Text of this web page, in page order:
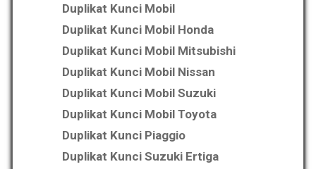
Duplikat Kunci Mobil
Duplikat Kunci Mobil Honda
Duplikat Kunci Mobil Mitsubishi
Duplikat Kunci Mobil Nissan
Duplikat Kunci Mobil Suzuki
Duplikat Kunci Mobil Toyota
Duplikat Kunci Piaggio
Duplikat Kunci Suzuki Ertiga